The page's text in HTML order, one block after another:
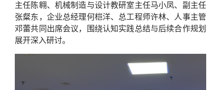
主任陈翱、机械制造与设计教研室主任马小凤、副主任
张粲东，企业总经理何桤洋、总工程师许林、人事主管
邓蕾共同出席会议，围绕认知实践总结与后续合作规划
展开深入研讨。